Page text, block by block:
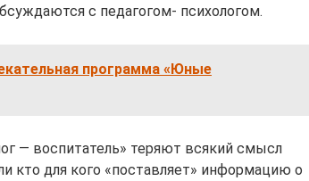
с педагогом- психологом.
программа «Юные
— воспитатель» теряют всякий смысл
кто для кого «поставляет» информацию о